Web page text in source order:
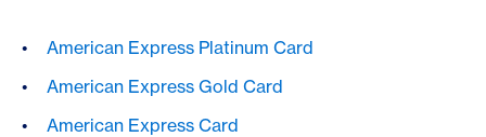
American Express Platinum Card
American Express Gold Card
American Express Card